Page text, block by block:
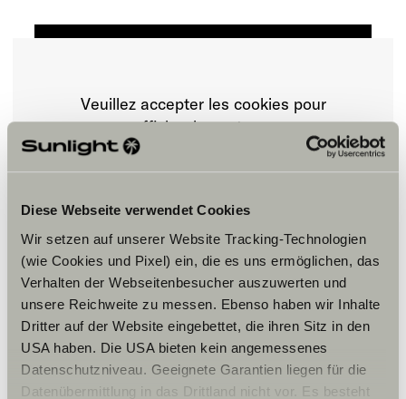
Diese Webseite verwendet Cookies
Wir setzen auf unserer Website Tracking-Technologien
(wie Cookies und Pixel) ein, die es uns ermöglichen, das
Verhalten der Webseitenbesucher auszuwerten und
unsere Reichweite zu messen. Ebenso haben wir Inhalte
Dritter auf der Website eingebettet, die ihren Sitz in den
USA haben. Die USA bieten kein angemessenes
Datenschutzniveau. Geeignete Garantien liegen für die
Datenübermittlung in das Drittland nicht vor. Es besteht
Horaires d'ouverture
Veuillez accepter les cookies pour
afficher le contenu.